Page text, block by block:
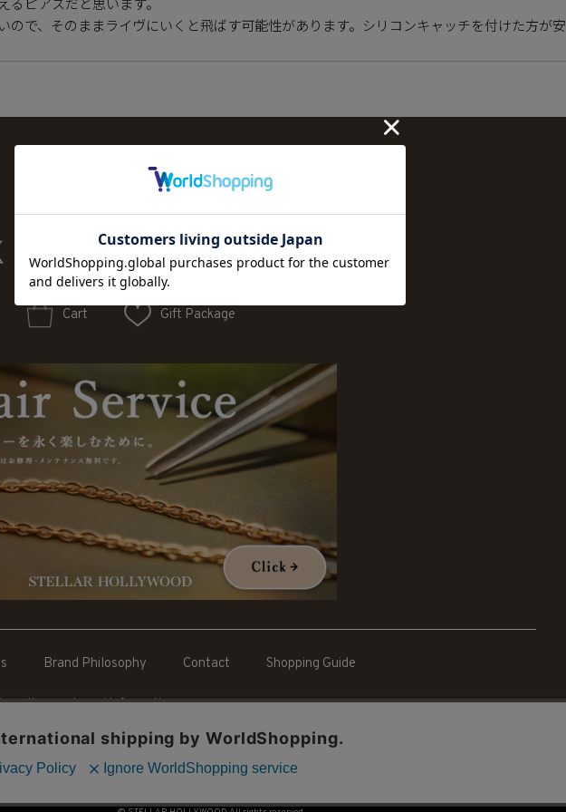
るピアスだと思います。
ので、そのままライヴにいくと飛ばす可能性があります。シリコンキャッチを付けた方が安
Cart Gift Package
Brand Philosophy Contact Shopping Guide
Legal Information
送料：550円 税込20,000円以上で送料無料